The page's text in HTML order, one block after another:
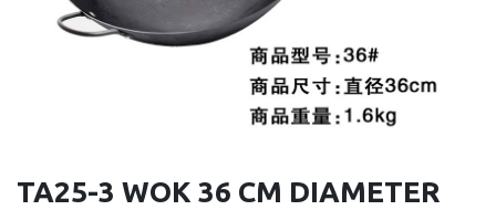
TA25-3 WOK 36 CM DIAMETER